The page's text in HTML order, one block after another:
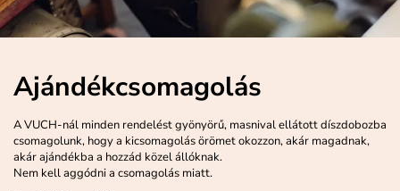
Ajándékcsomagolás
A VUCH-nál minden rendelést gyönyörű, masnival ellátott díszdobozba
csomagolunk, hogy a kicsomagolás örömet okozzon, akár magadnak,
akár ajándékba a hozzád közel állóknak.
Nem kell aggódni a csomagolás miatt.